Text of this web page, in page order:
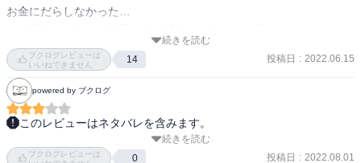
お金にだらしなかった…
続きを読む
ブクログレビューは
いいねできません
14 投稿日 : 2022.06.15
powered by ブクログ
このレビューはネタバレを含みます。
12歳息子に、尊敬する人物は？と聞いてみてもとくにいない・・・
とのことでこれではイカン、と思い王道の野口英世を買ってみた。
続きを読む
ブクログレビューは
0 投稿日 : 2022.08.01